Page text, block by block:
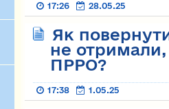
17:26 28.05.25
Як
не
ПРРО?
17:38 1.05.25